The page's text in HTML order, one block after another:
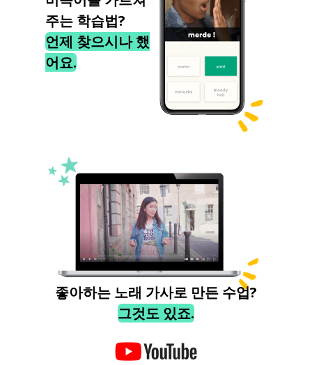
주는 학습법?
언제 찾으시나 했
어요.
좋아하는 노래 가사로 만든 수업?
그것도 있죠.